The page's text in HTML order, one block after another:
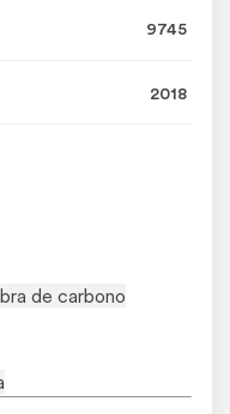
9745
2018
de carbono